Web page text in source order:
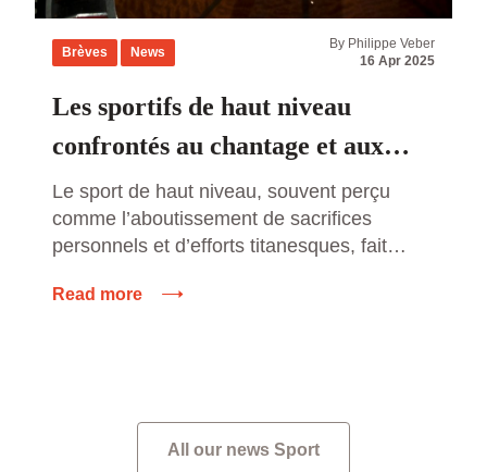
Brèves News
By Philippe Veber
16 Apr 2025
Les sportifs de haut niveau
confrontés au chantage et aux
agressions des parieurs en ligne :
un fléau grandissant
Le sport de haut niveau, souvent perçu
comme l’aboutissement de sacrifices
personnels et d’efforts titanesques, fait
redoutables. Parmi ces défis, une
Read more
All our news Sport